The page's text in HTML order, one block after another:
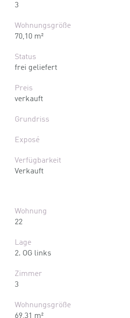
3
Wohnungsgröße
70,10 m²
Status
frei geliefert
Preis
verkauft
Grundriss
Exposé
Verfügbarkeit
Verkauft
Wohnung
22
Lage
2. OG links
Zimmer
3
Wohnungsgröße
69,31 m²